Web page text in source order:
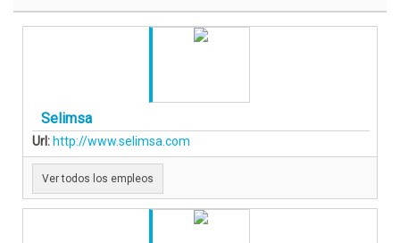
Selimsa
Url: http://www.selimsa.com
Ver todos los empleos